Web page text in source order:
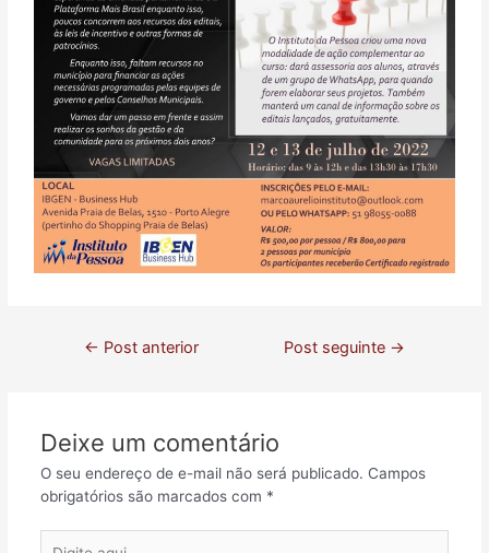
← Post anterior Post seguinte →
Deixe um comentário
O seu endereço de e-mail não será publicado. Campos
obrigatórios são marcados com *